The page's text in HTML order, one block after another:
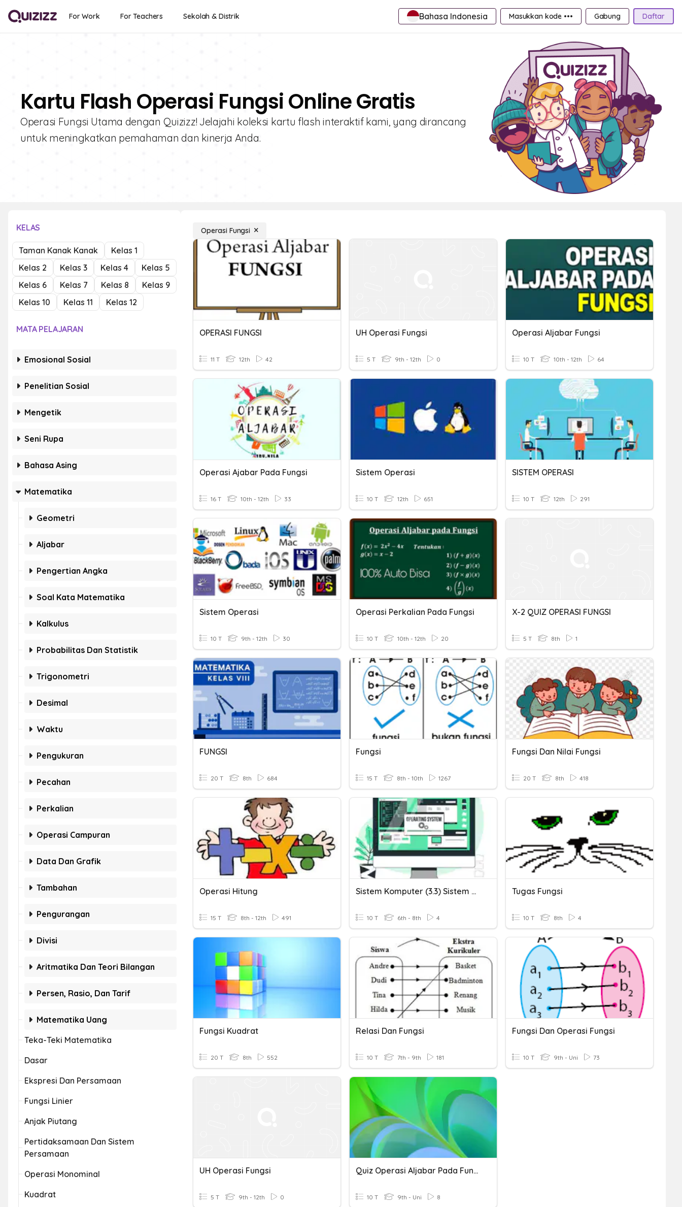
For Work For Teachers Sekolah & Distrik Bahasa Indonesia Masukkan kode ••• Gabung Daftar
Kartu Flash Operasi Fungsi Online Gratis
Operasi Fungsi Utama dengan Quizizz! Jelajahi koleksi kartu flash interaktif kami, yang dirancang
untuk meningkatkan pemahaman dan kinerja Anda.
KELAS
Taman Kanak Kanak
Kelas 1
Kelas 2
Kelas 3 Kelas 4
Kelas 5
Kelas 6
Kelas 7 Kelas 8
Kelas 9
Kelas 10
Kelas 11 Kelas 12
MATA PELAJARAN
Emosional Sosial
Penelitian Sosial
Mengetik
Seni Rupa
Bahasa Asing
Matematika
Geometri
Aljabar
Pengertian Angka
Soal Kata Matematika
Kalkulus
Probabilitas Dan Statistik
Trigonometri
Desimal
Waktu
Pengukuran
Pecahan
Perkalian
Operasi Campuran
Data Dan Grafik
Tambahan
Pengurangan
Divisi
Aritmatika Dan Teori Bilangan
Persen, Rasio, Dan Tarif
Matematika Uang
Teka-Teki Matematika
Dasar
Ekspresi Dan Persamaan
Fungsi Linier
Anjak Piutang
Pertidaksamaan Dan Sistem
Persamaan
Operasi Monominal
Kuadrat
Operasi Fungsi
OPERASI FUNGSI
11 T 12th 42
UH Operasi Fungsi
5 T 9th - 12th 0
Operasi Aljabar Fungsi
10 T 10th - 12th 64
Operasi Ajabar Pada Fungsi
16 T 10th - 12th 33
Sistem Operasi
10 T 12th 651
SISTEM OPERASI
10 T 12th 291
Sistem Operasi
10 T 9th - 12th 30
Operasi Perkalian Pada Fungsi
10 T 10th - 12th 20
X-2 QUIZ OPERASI FUNGSI
5 T 8th 1
FUNGSI
20 T 8th 684
Fungsi
15 T 8th - 10th 1267
Fungsi Dan Nilai Fungsi
20 T 8th 418
Operasi Hitung
15 T 8th - 12th 491
Sistem Komputer (3.3) Sistem Operasi
10 T 6th - 8th 4
Tugas Fungsi
10 T 8th 4
Fungsi Kuadrat
20 T 8th 552
Relasi Dan Fungsi
10 T 7th - 9th 181
Fungsi Dan Operasi Fungsi
10 T 9th - Uni 73
UH Operasi Fungsi
5 T 9th - 12th 0
Quiz Operasi Aljabar Pada Fungsi
10 T 9th - Uni 8